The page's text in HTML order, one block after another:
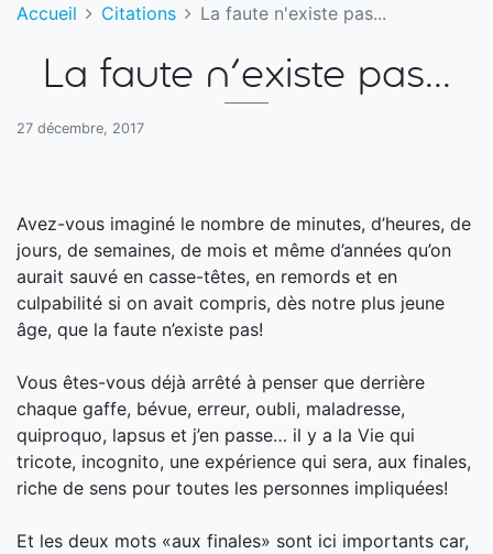
Accueil Citations La faute n'existe pas...
La faute n'existe pas...
27 décembre, 2017
Avez-vous imaginé le nombre de minutes, d’heures, de
jours, de semaines, de mois et même d’années qu’on
aurait sauvé en casse-têtes, en remords et en
culpabilité si on avait compris, dès notre plus jeune
âge, que la faute n’existe pas!
Vous êtes-vous déjà arrêté à penser que derrière
chaque gaffe, bévue, erreur, oubli, maladresse,
quiproquo, lapsus et j’en passe… il y a la Vie qui
tricote, incognito, une expérience qui sera, aux finales,
riche de sens pour toutes les personnes impliquées!
Et les deux mots «aux finales» sont ici importants car,